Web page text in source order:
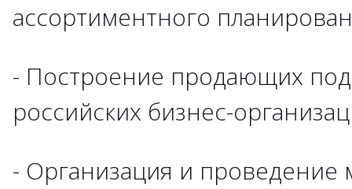
ассортиментного
- Построение продающих
российских бизнес-
- Организация и проведение